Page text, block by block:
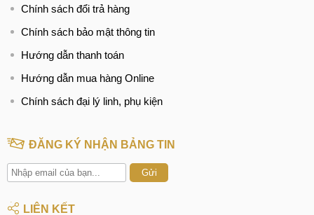
Chính sách đổi trả hàng
Chính sách bảo mật thông tin
Hướng dẫn thanh toán
Hướng dẫn mua hàng Online
Chính sách đại lý linh, phụ kiện
ĐĂNG KÝ NHẬN BẢNG TIN
Gửi
LIÊN KẾT